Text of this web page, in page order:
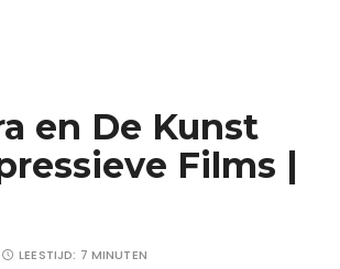
en De Kunst
Films |
LEESTIJD: 7 MINUTEN